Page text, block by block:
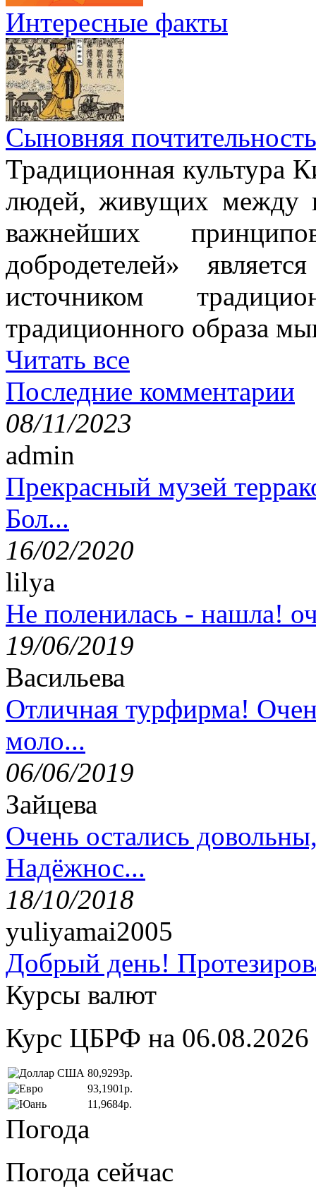
Интересные факты
Сыновняя почтительность
Традиционная культура
людей, живущих между
важнейших
добродетелей»
источником
традиционного образа
Читать все
Последние комментарии
08/11/2023
admin
Прекрасный музей
Бол...
16/02/2020
lilya
Не поленилась - нашла!
19/06/2019
Васильева
Отличная турфирма!
моло...
06/06/2019
Зайцева
Очень остались
Надёжнос...
18/10/2018
yuliyamai2005
Добрый день!
Курсы валют
Курс ЦБРФ на 06.08.2026
80,9293р.
93,1901р.
11,9684р.
Погода
Погода сейчас